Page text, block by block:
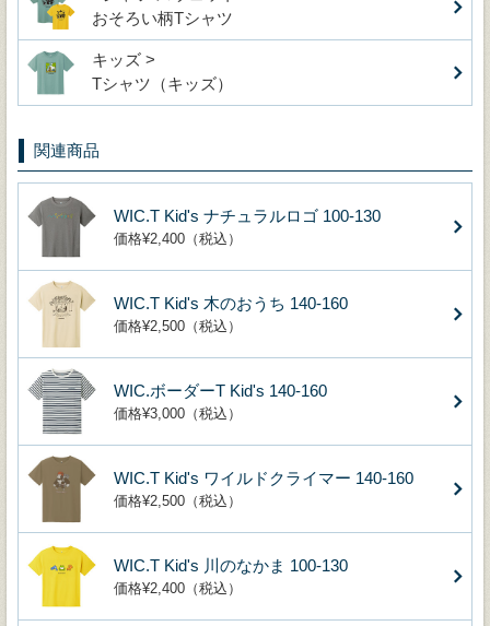
おそろい柄Tシャツ
キッズ >
Tシャツ（キッズ）
関連商品
WIC.T Kid's ナチュラルロゴ 100-130
価格¥2,400（税込）
WIC.T Kid's 木のおうち 140-160
価格¥2,500（税込）
WIC.ボーダーT Kid's 140-160
価格¥3,000（税込）
WIC.T Kid's ワイルドクライマー 140-160
価格¥2,500（税込）
WIC.T Kid's 川のなかま 100-130
価格¥2,400（税込）